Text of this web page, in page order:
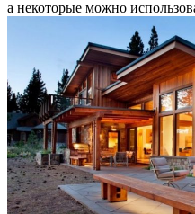
а некоторые можно